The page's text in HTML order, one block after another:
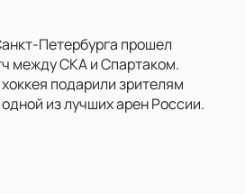
Петербурга прошел
между СКА и Спартаком.
подарили зрителям
из лучших арен России.